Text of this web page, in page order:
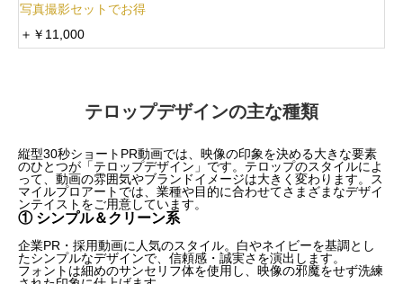
写真撮影セットでお得
＋￥11,000
テロップデザインの主な種類
縦型30秒ショートPR動画では、映像の印象を決める大きな要素
のひとつが「テロップデザイン」です。テロップのスタイルによ
って、動画の雰囲気やブランドイメージは大きく変わります。ス
マイルプロアートでは、業種や目的に合わせてさまざまなデザイ
ンテイストをご用意しています。
① シンプル＆クリーン系
企業PR・採用動画に人気のスタイル。白やネイビーを基調とし
たシンプルなデザインで、信頼感・誠実さを演出します。
フォントは細めのサンセリフ体を使用し、映像の邪魔をせず洗練